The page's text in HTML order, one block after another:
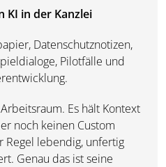
KI in der Kanzlei
Datenschutznotizen,
Pilotfälle und
Es hält Kontext
noch keinen Custom
Regel lebendig, unfertig
Genau das ist seine